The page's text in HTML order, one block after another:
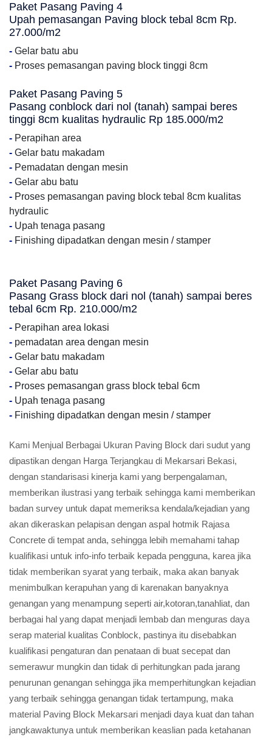
Paket Pasang Paving 4
Upah pemasangan Paving block tebal 8cm Rp.
27.000/m2
- Gelar batu abu
- Proses pemasangan paving block tinggi 8cm
Paket Pasang Paving 5
Pasang conblock dari nol (tanah) sampai beres
tinggi 8cm kualitas hydraulic Rp 185.000/m2
- Perapihan area
- Gelar batu makadam
- Pemadatan dengan mesin
- Gelar abu batu
- Proses pemasangan paving block tebal 8cm kualitas
hydraulic
- Upah tenaga pasang
- Finishing dipadatkan dengan mesin / stamper
Paket Pasang Paving 6
Pasang Grass block dari nol (tanah) sampai beres
tebal 6cm Rp. 210.000/m2
- Perapihan area lokasi
- pemadatan area dengan mesin
- Gelar batu makadam
- Gelar abu batu
- Proses pemasangan grass block tebal 6cm
- Upah tenaga pasang
- Finishing dipadatkan dengan mesin / stamper
Kami Menjual Berbagai Ukuran Paving Block dari sudut yang
dipastikan dengan Harga Terjangkau di Mekarsari Bekasi,
dengan standarisasi kinerja kami yang berpengalaman,
memberikan ilustrasi yang terbaik sehingga kami memberikan
badan survey untuk dapat memeriksa kendala/kejadian yang
akan dikeraskan pelapisan dengan aspal hotmik Rajasa
Concrete di tempat anda, sehingga lebih memahami tahap
kualifikasi untuk info-info terbaik kepada pengguna, karea jika
tidak memberikan syarat yang terbaik, maka akan banyak
menimbulkan kerapuhan yang di karenakan banyaknya
genangan yang menampung seperti air,kotoran,tanahliat, dan
berbagai hal yang dapat menjadi lembab dan menguras daya
serap material kualitas Conblock, pastinya itu disebabkan
kualifikasi pengaturan dan penataan di buat secepat dan
semerawur mungkin dan tidak di perhitungkan pada jarang
penurunan genangan sehingga jika memperhitungkan kejadian
yang terbaik sehingga genangan tidak tertampung, maka
material Paving Block Mekarsari menjadi daya kuat dan tahan
jangkawaktunya untuk memberikan keaslian pada ketahanan